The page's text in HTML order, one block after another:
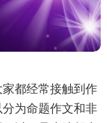
都经常接触到作
为命题作文和非